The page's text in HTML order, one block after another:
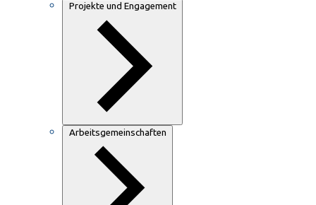
Projekte und Engagement
Arbeitsgemeinschaften